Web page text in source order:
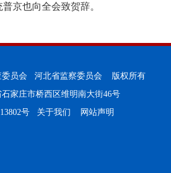
京也向全会致贺辞。
委员会 河北省监察委员会 版权所有
家庄市桥西区维明南大街46号
号
关于我们 网站声明